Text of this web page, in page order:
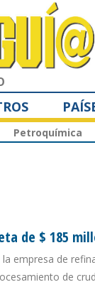
Petroquímica
de $ 185
la empresa de
de